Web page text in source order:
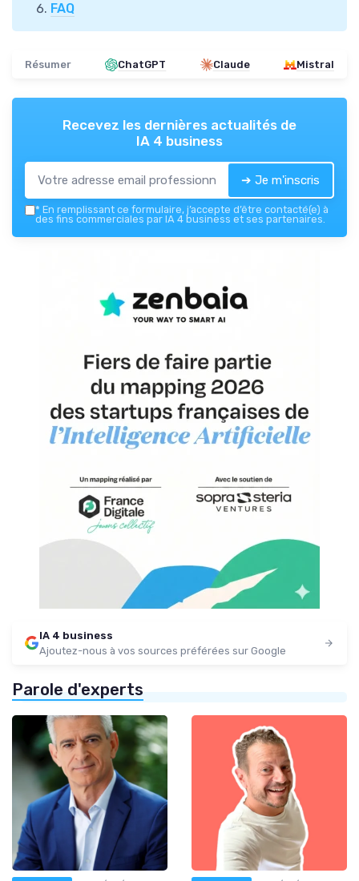
FAQ
Résumer ChatGPT Claude Mistral
Recevez les dernières actualités de
IA 4 business
➔ Je m'inscris
* En remplissant ce formulaire, j’accepte d’être contacté(e) à
des fins commerciales par IA 4 business et ses partenaires.
IA 4 business
Ajoutez-nous à vos sources préférées sur Google
Parole d'experts